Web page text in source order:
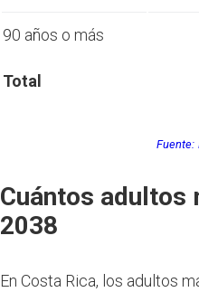
90 años o más
Total
Fuente:
Cuántos adultos
2038
En Costa Rica, los adultos